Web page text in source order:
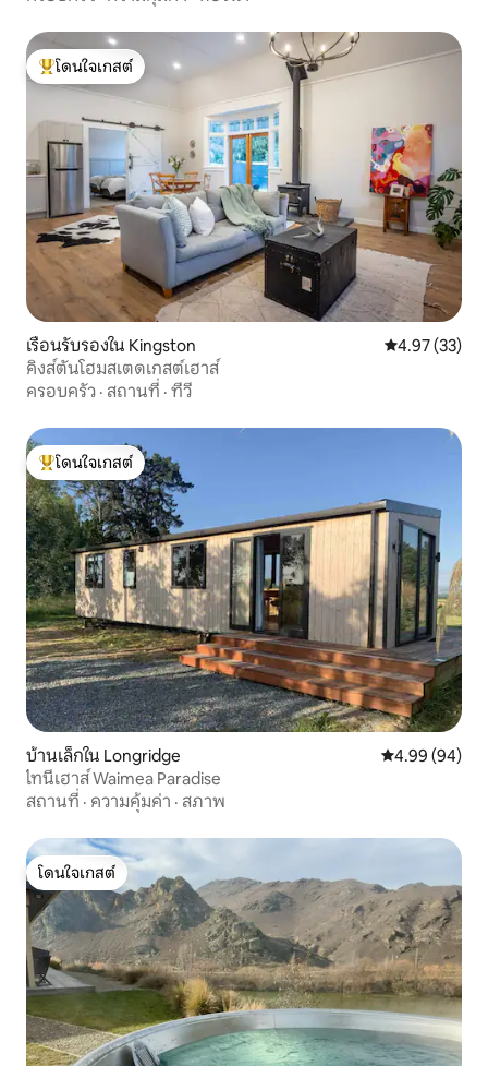
โดนใจเกสต์ที่สุด
โดนใจเกสต์
เรือนรับรองใน Kingston คะแนนเฉลี่ย
4.97 (33)
คิงส์ตันโฮมสเตดเกสต์เฮาส์
ครอบครัว · สถานที่ · ทีวี
โดนใจเกสต์ที่สุด
โดนใจเกสต์
บ้านเล็กใน Longridge คะแนนเฉลี่ย
4.99 (94)
ไทนี่เฮาส์ Waimea Paradise
สถานที่ · ความคุ้มค่า · สภาพ
โดนใจเกสต์
โดนใจเกสต์